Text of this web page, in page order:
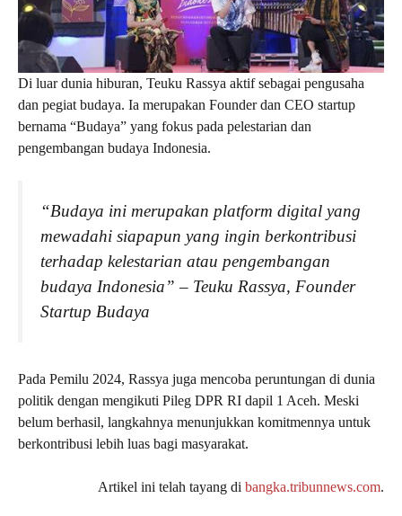
Di luar dunia hiburan, Teuku Rassya aktif sebagai pengusaha
dan pegiat budaya. Ia merupakan Founder dan CEO startup
bernama “Budaya” yang fokus pada pelestarian dan
pengembangan budaya Indonesia.
“Budaya ini merupakan platform digital yang
mewadahi siapapun yang ingin berkontribusi
terhadap kelestarian atau pengembangan
budaya Indonesia” – Teuku Rassya, Founder
Startup Budaya
Pada Pemilu 2024, Rassya juga mencoba peruntungan di dunia
politik dengan mengikuti Pileg DPR RI dapil 1 Aceh. Meski
belum berhasil, langkahnya menunjukkan komitmennya untuk
berkontribusi lebih luas bagi masyarakat.
Artikel ini telah tayang di bangka.tribunnews.com.